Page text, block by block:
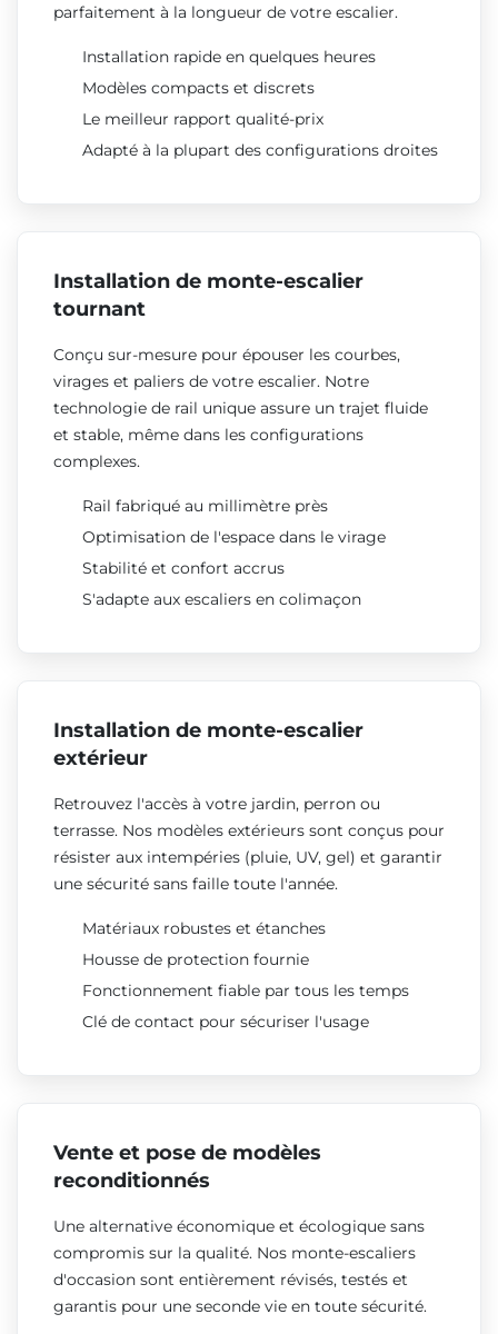
parfaitement à la longueur de votre escalier.
Installation rapide en quelques heures
Modèles compacts et discrets
Le meilleur rapport qualité-prix
Adapté à la plupart des configurations droites
Installation de monte-escalier
tournant
Conçu sur-mesure pour épouser les courbes,
virages et paliers de votre escalier. Notre
technologie de rail unique assure un trajet fluide
et stable, même dans les configurations
complexes.
Rail fabriqué au millimètre près
Optimisation de l'espace dans le virage
Stabilité et confort accrus
S'adapte aux escaliers en colimaçon
Installation de monte-escalier
extérieur
Retrouvez l'accès à votre jardin, perron ou
terrasse. Nos modèles extérieurs sont conçus pour
résister aux intempéries (pluie, UV, gel) et garantir
une sécurité sans faille toute l'année.
Matériaux robustes et étanches
Housse de protection fournie
Fonctionnement fiable par tous les temps
Clé de contact pour sécuriser l'usage
Vente et pose de modèles
reconditionnés
Une alternative économique et écologique sans
compromis sur la qualité. Nos monte-escaliers
d'occasion sont entièrement révisés, testés et
garantis pour une seconde vie en toute sécurité.